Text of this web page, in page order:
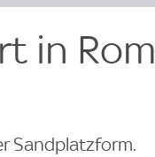
in
Sandplatzform.